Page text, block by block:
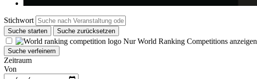
Stichwort
Suche starten Suche zurücksetzen
Nur World Ranking Competitions anzeigen
Suche verfeinern
Zeitraum
Von